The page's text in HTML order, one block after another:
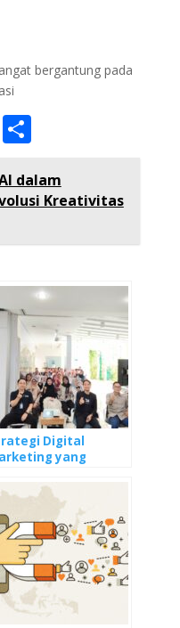
bergantung pada
S
ar
e
dalam
Kreativitas
Digital
yang